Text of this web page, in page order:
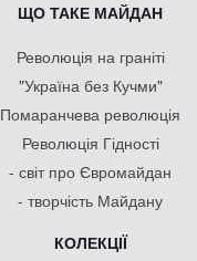
ЩО ТАКЕ МАЙДАН
Революція на граніті
"Україна без Кучми"
Помаранчева революція
Революція Гідності
- світ про Євромайдан
- творчість Майдану
КОЛЕКЦІЇ